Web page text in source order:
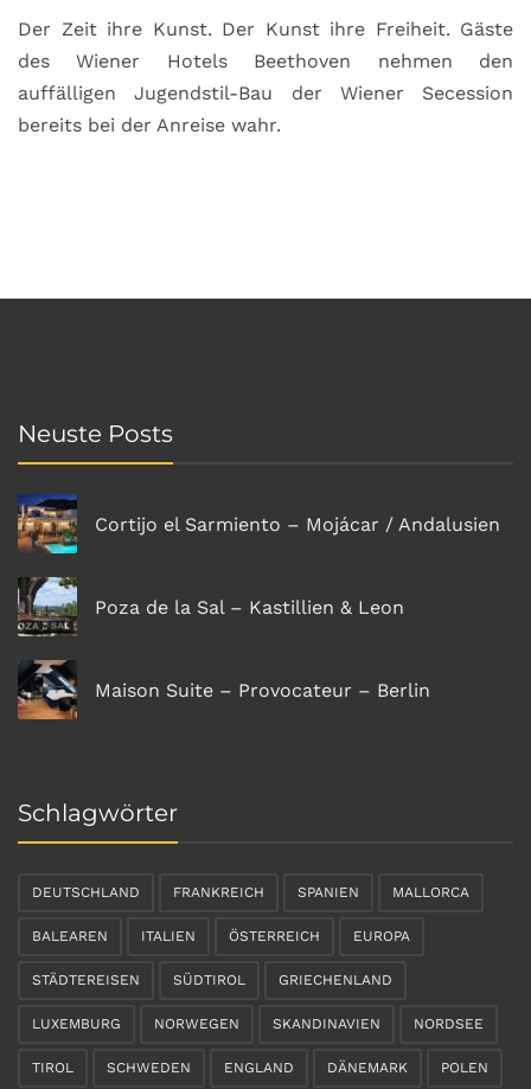
Der Zeit ihre Kunst. Der Kunst ihre Freiheit. Gäste
des Wiener Hotels Beethoven nehmen den
auffälligen Jugendstil-Bau der Wiener Secession
bereits bei der Anreise wahr.
Neuste Posts
Cortijo el Sarmiento – Mojácar / Andalusien
Poza de la Sal – Kastillien & Leon
Maison Suite – Provocateur – Berlin
Schlagwörter
DEUTSCHLAND FRANKREICH SPANIEN MALLORCA
BALEAREN ITALIEN ÖSTERREICH EUROPA
STÄDTEREISEN SÜDTIROL GRIECHENLAND
LUXEMBURG NORWEGEN SKANDINAVIEN NORDSEE
TIROL SCHWEDEN ENGLAND DÄNEMARK POLEN